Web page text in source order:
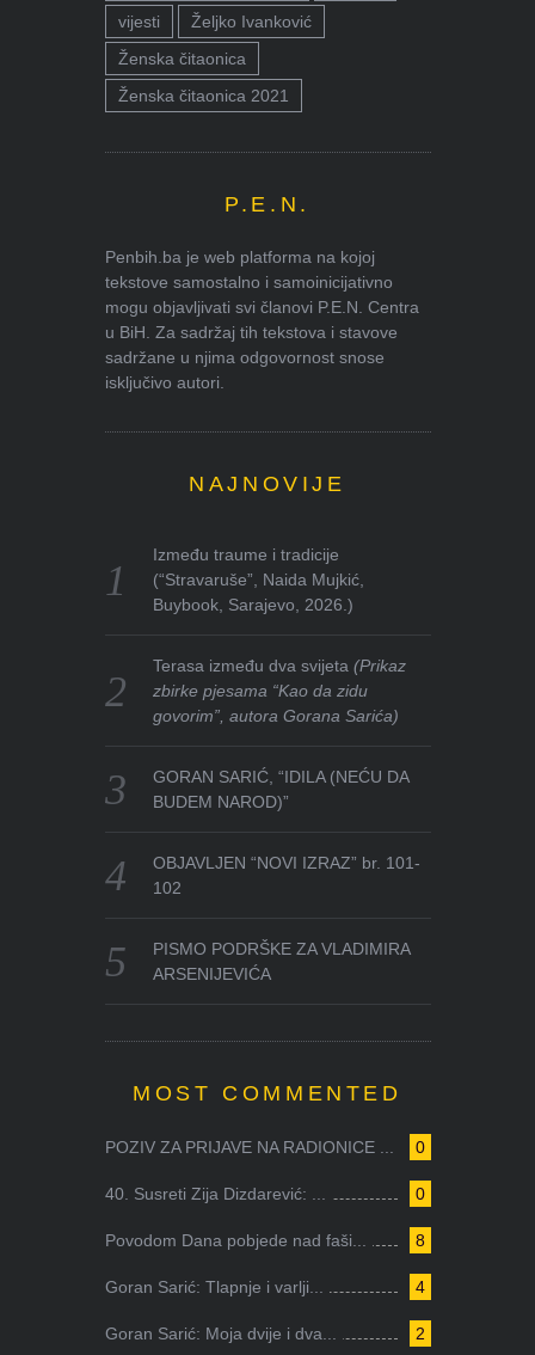
vijesti
Željko Ivanković
Ženska čitaonica
Ženska čitaonica 2021
P.E.N.
Penbih.ba je web platforma na kojoj
tekstove samostalno i samoinicijativno
mogu objavljivati svi članovi P.E.N. Centra
u BiH. Za sadržaj tih tekstova i stavove
sadržane u njima odgovornost snose
isključivo autori.
NAJNOVIJE
Između traume i tradicije
(“Stravaruše”, Naida Mujkić,
Buybook, Sarajevo, 2026.)
Terasa između dva svijeta(Prikaz
zbirke pjesama “Kao da zidu
govorim”, autora Gorana Sarića)
GORAN SARIĆ, “IDILA (NEĆU DA
BUDEM NAROD)”
OBJAVLJEN “NOVI IZRAZ” br. 101-
102
PISMO PODRŠKE ZA VLADIMIRA
ARSENIJEVIĆA
MOST COMMENTED
0
POZIV ZA PRIJAVE NA RADIONICE ...
0
40. Susreti Zija Dizdarević: ...
8
Povodom Dana pobjede nad faši...
4
Goran Sarić: Tlapnje i varlji...
2
Goran Sarić: Moja dvije i dva...